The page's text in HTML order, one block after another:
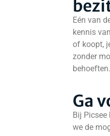
Eén van
kennis
of koopt,
zonder
behoeften.
Ga
Bij
we de